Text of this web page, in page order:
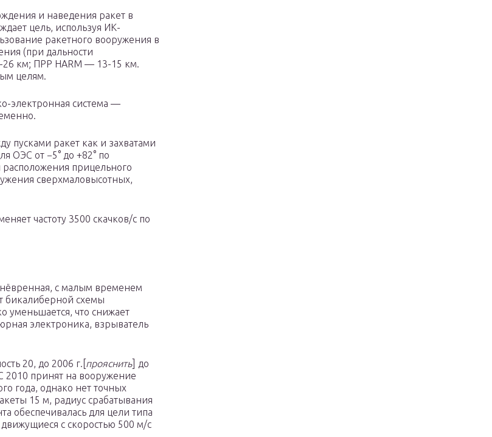
и наведения ракет в
цель, используя ИК-
ракетного вооружения в
(при дальности
26 км; ПРР HARM — 13-15 км.
целям.
электронная система —
пусками ракет как и захватами
ОЭС от −5° до +82° по
прицельного
сверхмаловысотных,
частоту 3500 скачков/с по
с малым временем
бикалиберной схемы
уменьшается, что снижает
электроника, взрыватель
20, до 2006 г.[ прояснить] до
2010 принят на вооружение
года, однако нет точных
15 м, радиус срабатывания
обеспечивалась для цели типа
с скоростью 500 м/с